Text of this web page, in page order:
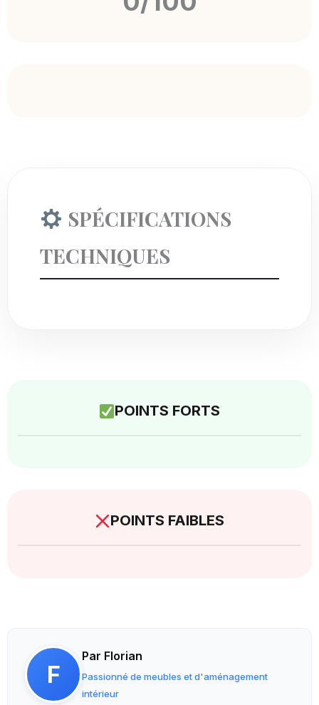
SPÉCIFICATIONS
TECHNIQUES
POINTS FORTS
POINTS FAIBLES
F
Par Florian
Passionné de meubles et d'aménagement
intérieur